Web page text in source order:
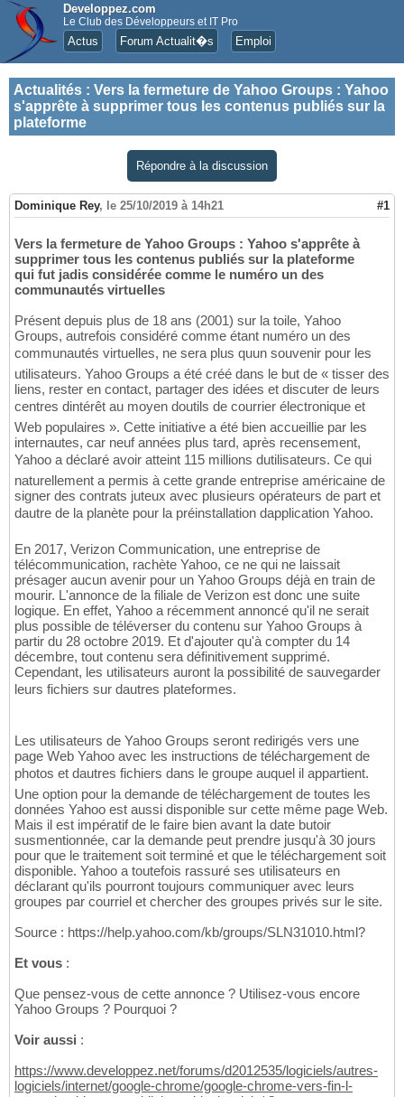
Developpez.com
Le Club des Développeurs et IT Pro
Actus Forum Actualit�s Emploi
Actualités : Vers la fermeture de Yahoo Groups : Yahoo
s'apprête à supprimer tous les contenus publiés sur la
plateforme
Répondre à la discussion
Dominique Rey, le 25/10/2019 à 14h21 #1
Vers la fermeture de Yahoo Groups : Yahoo s'apprête à
supprimer tous les contenus publiés sur la plateforme
qui fut jadis considérée comme le numéro un des
communautés virtuelles
Présent depuis plus de 18 ans (2001) sur la toile, Yahoo
Groups, autrefois considéré comme étant numéro un des
communautés virtuelles, ne sera plus quun souvenir pour les
utilisateurs. Yahoo Groups a été créé dans le but de « tisser des
liens, rester en contact, partager des idées et discuter de leurs
centres dintérêt au moyen doutils de courrier électronique et
Web populaires ». Cette initiative a été bien accueillie par les
internautes, car neuf années plus tard, après recensement,
Yahoo a déclaré avoir atteint 115 millions dutilisateurs. Ce qui
naturellement a permis à cette grande entreprise américaine de
signer des contrats juteux avec plusieurs opérateurs de part et
dautre de la planète pour la préinstallation dapplication Yahoo.
En 2017, Verizon Communication, une entreprise de
télécommunication, rachète Yahoo, ce ne qui ne laissait
présager aucun avenir pour un Yahoo Groups déjà en train de
mourir. L'annonce de la filiale de Verizon est donc une suite
logique. En effet, Yahoo a récemment annoncé qu'il ne serait
plus possible de téléverser du contenu sur Yahoo Groups à
partir du 28 octobre 2019. Et d'ajouter qu'à compter du 14
décembre, tout contenu sera définitivement supprimé.
Cependant, les utilisateurs auront la possibilité de sauvegarder
leurs fichiers sur dautres plateformes.
Les utilisateurs de Yahoo Groups seront redirigés vers une
page Web Yahoo avec les instructions de téléchargement de
photos et dautres fichiers dans le groupe auquel il appartient.
Une option pour la demande de téléchargement de toutes les
données Yahoo est aussi disponible sur cette même page Web.
Mais il est impératif de le faire bien avant la date butoir
susmentionnée, car la demande peut prendre jusqu'à 30 jours
pour que le traitement soit terminé et que le téléchargement soit
disponible. Yahoo a toutefois rassuré ses utilisateurs en
déclarant qu'ils pourront toujours communiquer avec leurs
groupes par courriel et chercher des groupes privés sur le site.
Source : https://help.yahoo.com/kb/groups/SLN31010.html?
Et vous :
Que pensez-vous de cette annonce ? Utilisez-vous encore
Yahoo Groups ? Pourquoi ?
Voir aussi :
https://www.developpez.net/forums/d2012535/logiciels/autres-
logiciels/internet/google-chrome/google-chrome-vers-fin-l-